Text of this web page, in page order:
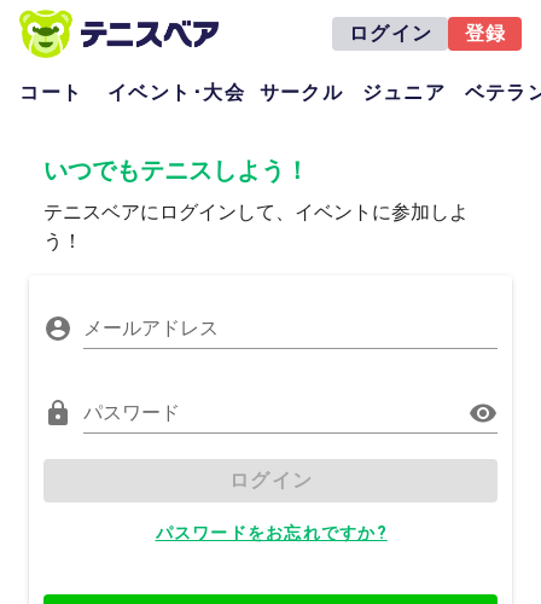
ログイン 登録
コート イベント･大会 サークル ジュニア ベテラ
いつでもテニスしよう！
テニスベアにログインして、イベントに参加しよ
う！
メールアドレス
パスワード
ログイン
パスワードをお忘れですか?